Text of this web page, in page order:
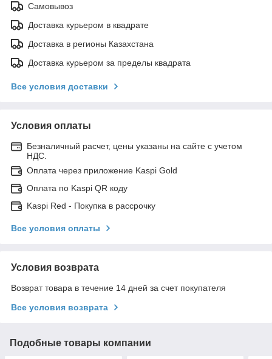
Самовывоз
Доставка курьером в квадрате
Доставка в регионы Казахстана
Доставка курьером за пределы квадрата
Все условия доставки
Условия оплаты
Безналичный расчет, цены указаны на сайте с учетом
НДС.
Оплата через приложение Kaspi Gold
Оплата по Kaspi QR коду
Kaspi Red - Покупка в рассрочку
Все условия оплаты
Условия возврата
Возврат товара в течение 14 дней за счет покупателя
Все условия возврата
Подобные товары компании